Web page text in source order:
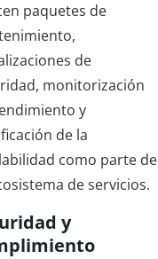
paquetes de
de
monitorización
y
de la
como parte de
de servicios.
y